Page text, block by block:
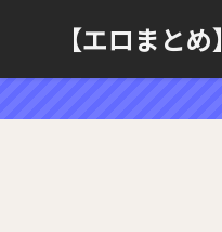
【エロまとめ】